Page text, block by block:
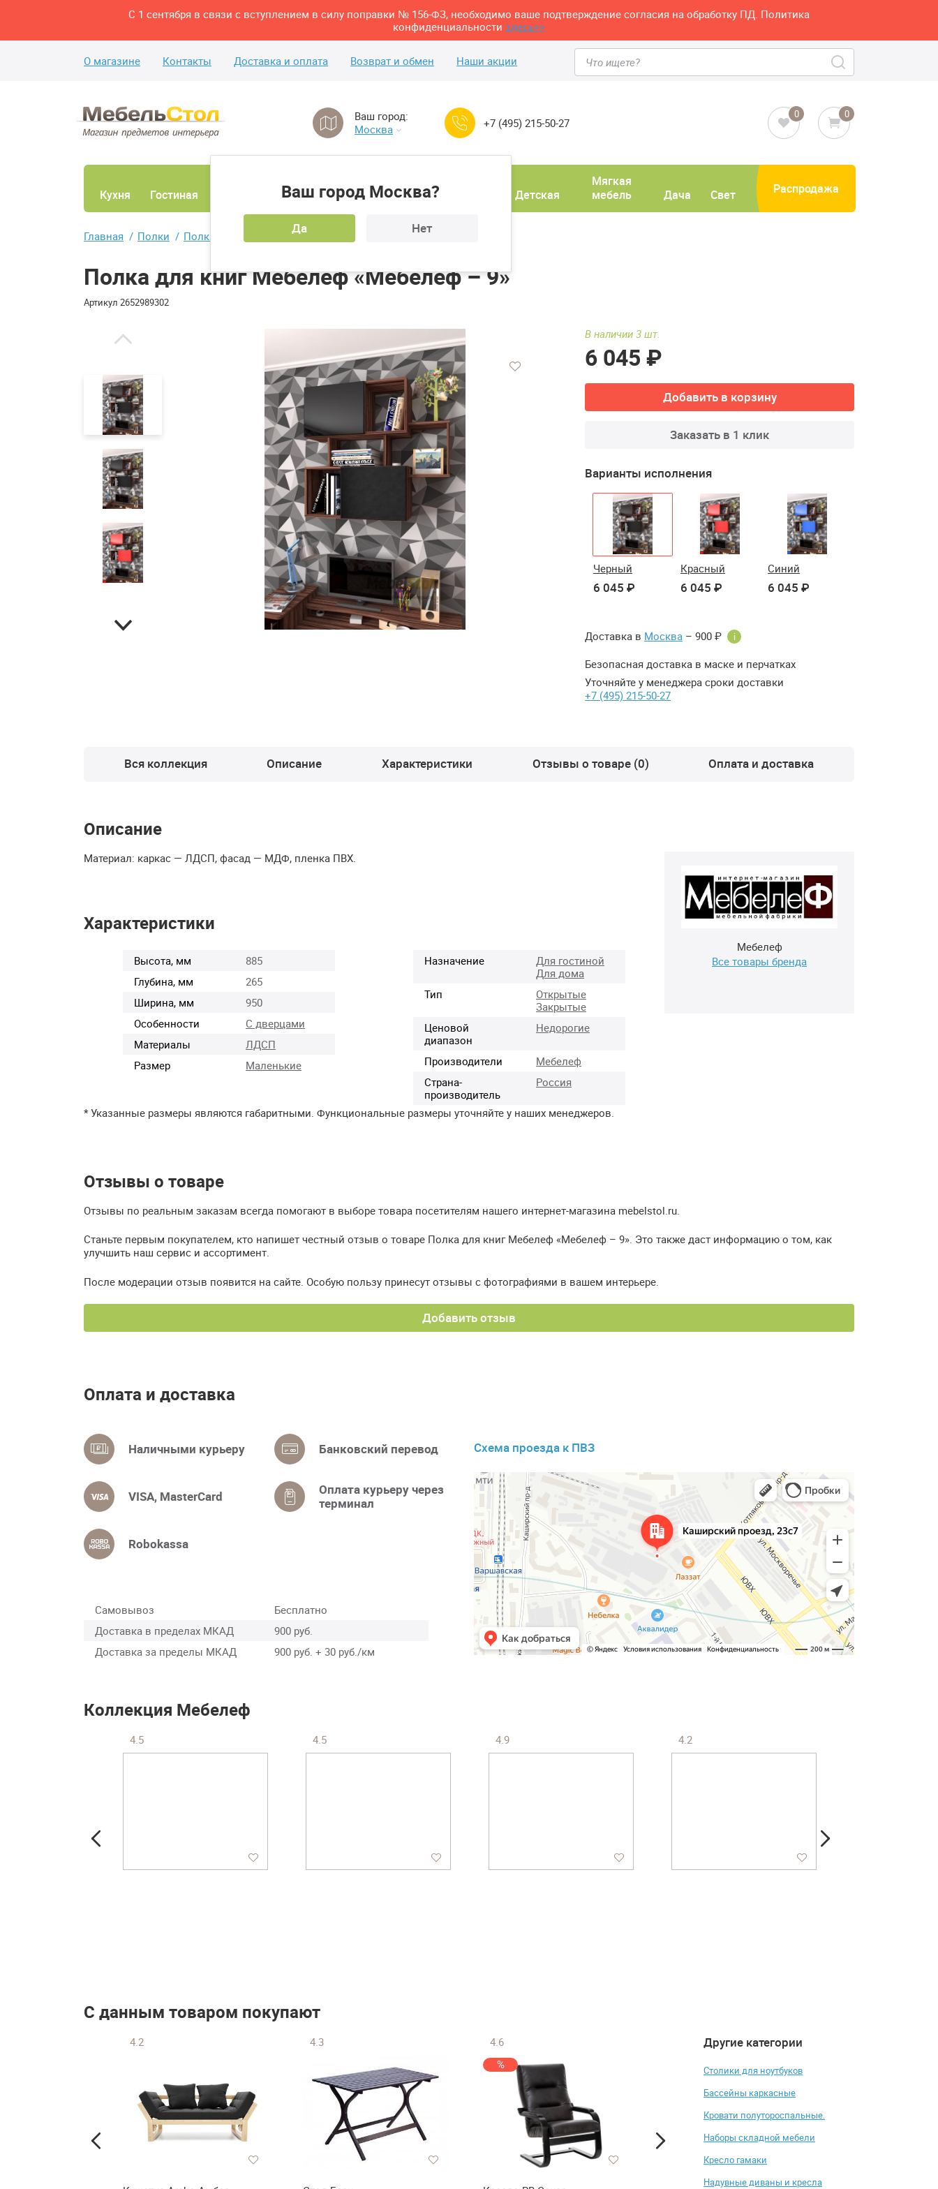
С 1 сентября в связи с вступлением в силу поправки № 156-ФЗ, необходимо ваше подтверждение согласия на обработку ПД. Политика
конфиденциальности здесь>>
О магазине Контакты Доставка и оплата Возврат и обмен Наши акции
Ваш город:
Москва
Ваш город Москва?
Да Нет
+7 (495) 215-50-27
0 0
Кухня Гостиная Спальня
кабинет
Детская
Мягкая
мебель
Дача Свет Распродажа
Главная Полки Полки настенные Полка для книг Мебелеф «Мебелеф – 9»
Полка для книг Мебелеф «Мебелеф – 9»
Артикул 2652989302
В наличии 3 шт.
6 045 ₽
Добавить в корзину
Заказать в 1 клик
Варианты исполнения
Черный
6 045 ₽
Красный
6 045 ₽
Синий
6 045 ₽
Доставка в Москва – 900 ₽ i
Безопасная доставка в маске и перчатках
Уточняйте у менеджера сроки доставки
+7 (495) 215-50-27
Вся коллекция Описание Характеристики Отзывы о товаре (0) Оплата и доставка
Описание
Мебелеф
Все товары бренда
Материал: каркас — ЛДСП, фасад — МДФ, пленка ПВХ
Характеристики
Высота, мм
885
Глубина, мм
265
Ширина, мм
950
Особенности
С дверцами
Материалы
ЛДСП
Размер
Маленькие
Назначение
Для гостиной
Для дома
Тип
Открытые
Закрытые
Ценовой
диапазон
Недорогие
Производители
Мебелеф
Страна-
производитель
Россия
* Указанные размеры являются габаритными. Функциональные размеры уточняйте у наших менеджеров.
Отзывы о товаре
Отзывы по реальным заказам всегда помогают в выборе товара посетителям нашего интернет-магазина mebelstol.ru.
Станьте первым покупателем, кто напишет честный отзыв о товаре Полка для книг Мебелеф «Мебелеф – 9». Это также даст информацию о том, как
улучшить наш сервис и ассортимент.
После модерации отзыв появится на сайте. Особую пользу принесут отзывы с фотографиями в вашем интерьере.
Добавить отзыв
Оплата и доставка
Наличными курьеру Банковский перевод
VISA, MasterCard
Оплата курьеру через
терминал
Robokassa
Самовывоз
Бесплатно
Доставка в пределах МКАД
900 руб.
Доставка за пределы МКАД
900 руб. + 30 руб./км
Схема проезда к ПВЗ
Коллекция Мебелеф
4.5 4.5 4.9 4.2
С данным товаром покупают
Другие категории
Столики для ноутбуков
Бассейны каркасные
Кровати полутороспальные.
Наборы складной мебели
Кресло гамаки
Надувные диваны и кресла
4.2 4.3
4.6
%